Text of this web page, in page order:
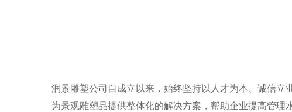
润景雕塑公司自成立以来，始终坚持以人才为本、诚信立
为景观雕塑品提供整体化的解决方案，帮助企业提高管